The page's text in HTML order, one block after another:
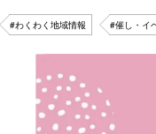
#わくわく地域情報 #催し・イ